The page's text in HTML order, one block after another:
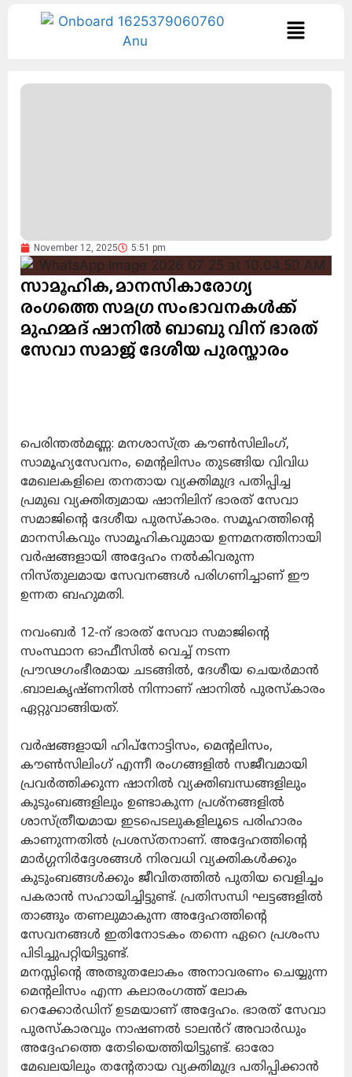
November 12, 2025 5:51 pm
സാമൂഹിക, മാനസികാരോഗ്യ
രംഗത്തെ സമഗ്ര സംഭാവനകൾക്ക്
മുഹമ്മദ് ഷാനിൽ ബാബു വിന് ഭാരത്
സേവാ സമാജ് ദേശീയ പുരസ്കാരം
പെരിന്തൽമണ്ണ: മനശാസ്ത്ര കൗൺസിലിംഗ്,
സാമൂഹ്യസേവനം, മെന്റലിസം തുടങ്ങിയ വിവിധ
മേഖലകളിലെ തനതായ വ്യക്തിമുദ്ര പതിപ്പിച്ച
പ്രമുഖ വ്യക്തിത്വമായ ഷാനിലിന് ഭാരത് സേവാ
സമാജിന്റെ ദേശീയ പുരസ്കാരം. സമൂഹത്തിന്റെ
മാനസികവും സാമൂഹികവുമായ ഉന്നമനത്തിനായി
വർഷങ്ങളായി അദ്ദേഹം നൽകിവരുന്ന
നിസ്തുലമായ സേവനങ്ങൾ പരിഗണിച്ചാണ് ഈ
ഉന്നത ബഹുമതി.
നവംബർ 12-ന് ഭാരത് സേവാ സമാജിന്റെ
സംസ്ഥാന ഓഫീസിൽ വെച്ച് നടന്ന
പ്രൗഢഗംഭീരമായ ചടങ്ങിൽ, ദേശീയ ചെയർമാൻ
.ബാലകൃഷ്ണനിൽ നിന്നാണ് ഷാനിൽ പുരസ്കാരം
ഏറ്റുവാങ്ങിയത്.
വർഷങ്ങളായി ഹിപ്‌നോട്ടിസം, മെൻ്റലിസം,
കൗൺസിലിംഗ് എന്നീ രംഗങ്ങളിൽ സജീവമായി
പ്രവർത്തിക്കുന്ന ഷാനിൽ വ്യക്തിബന്ധങ്ങളിലും
കുടുംബങ്ങളിലും ഉണ്ടാകുന്ന പ്രശ്നങ്ങളിൽ
ശാസ്ത്രീയമായ ഇടപെടലുകളിലൂടെ പരിഹാരം
കാണുന്നതിൽ പ്രശസ്തനാണ്. അദ്ദേഹത്തിന്റെ
മാർഗ്ഗനിർദ്ദേശങ്ങൾ നിരവധി വ്യക്തികൾക്കും
കുടുംബങ്ങൾക്കും ജീവിതത്തിൽ പുതിയ വെളിച്ചം
പകരാൻ സഹായിച്ചിട്ടുണ്ട്. പ്രതിസന്ധി ഘട്ടങ്ങളിൽ
താങ്ങും തണലുമാകുന്ന അദ്ദേഹത്തിന്റെ
സേവനങ്ങൾ ഇതിനോടകം തന്നെ ഏറെ പ്രശംസ
പിടിച്ചുപറ്റിയിട്ടുണ്ട്.
മനസ്സിന്റെ അത്ഭുതലോകം അനാവരണം ചെയ്യുന്ന
മെന്റലിസം എന്ന കലാരംഗത്ത് ലോക
റെക്കോർഡിന് ഉടമയാണ് അദ്ദേഹം. ഭാരത് സേവാ
പുരസ്കാരവും നാഷണൽ ടാലൻറ് അവാർഡും
അദ്ദേഹത്തെ തേടിയെത്തിയിട്ടുണ്ട്. ഓരോ
മേഖലയിലും തൻ്റേതായ വ്യക്തിമുദ്ര പതിപ്പിക്കാൻ